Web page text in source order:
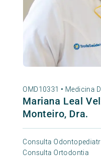
OMD10331 • Medicina
Mariana Leal
Monteiro, Dra.
Consulta
Consulta Ortodontia